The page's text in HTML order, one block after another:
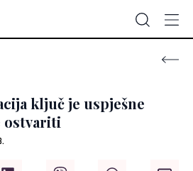
ključ je uspješne
ostvariti